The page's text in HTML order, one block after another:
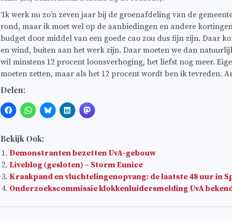
‘Ik werk nu zo’n zeven jaar bij de groenafdeling van de
rond, maar ik moet wel op de aanbiedingen en andere
budget door middel van een goede cao zou dus fijn zijn. Daar
en wind, buiten aan het werk zijn. Daar moeten we dan
wil minstens 12 procent loonsverhoging, het liefst nog meer.
moeten zetten, maar als het 12 procent wordt ben ik tevreden.
Delen:
Bekijk Ook:
Demonstranten bezetten UvA-gebouw
Liveblog (gesloten) – Storm Eunice
Kraakpand en vluchtelingenopvang: de laatste 48 uur in
Onderzoekscommissie klokkenluidersmelding UvA